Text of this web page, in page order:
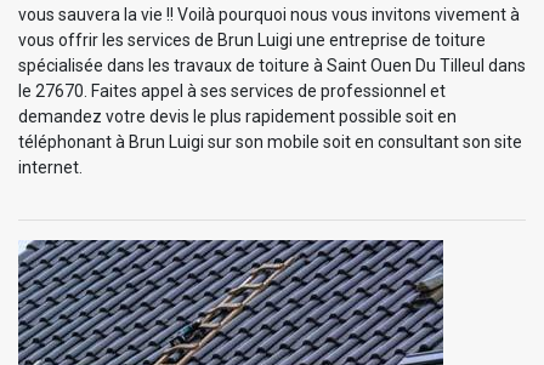
vous sauvera la vie !! Voilà pourquoi nous vous invitons vivement à
vous offrir les services de Brun Luigi une entreprise de toiture
spécialisée dans les travaux de toiture à Saint Ouen Du Tilleul dans
le 27670. Faites appel à ses services de professionnel et
demandez votre devis le plus rapidement possible soit en
téléphonant à Brun Luigi sur son mobile soit en consultant son site
internet.